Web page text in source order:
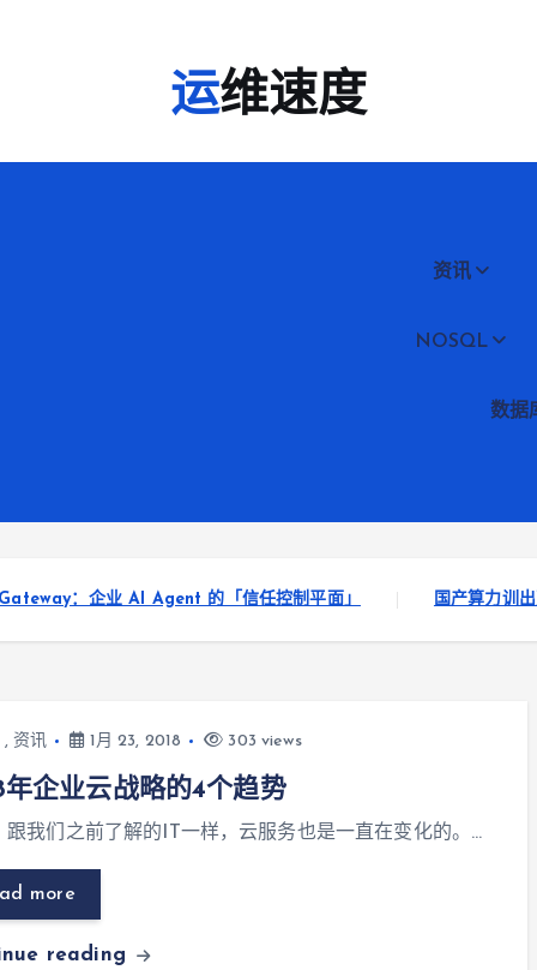
运维速度
资讯
NOSQL
数据
AI Agent 的「信任控制平面」 国产算力训出万亿大模型
,资讯 1月 23, 2018 303 views
年企业云战略的4个趋势
跟我们之前了解的IT一样，云服务也是一直在变化的。…
more
reading